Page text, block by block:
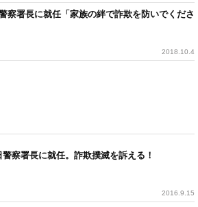
察署長に就任「家族の絆で詐欺を防いでくださ
2018.10.4
察署長に就任。詐欺撲滅を訴える！
2016.9.15